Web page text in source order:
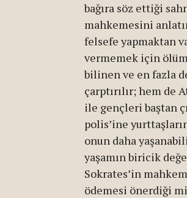
bağıra söz ettiği
mahkemesini
felsefe yapmaktan
vermemek için
bilinen ve en fazla
çarptırılır; hem de
ile gençleri baştan
polis’ine
onun daha
yaşamın biricik
Sokrates’in
ödemesi önerdiği